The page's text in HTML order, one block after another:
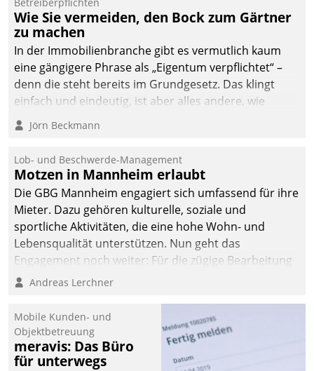
einsehen und ändern
oder
Schadensmeldungen
abgeben – rund um die
Uhr.
Wie Sie vermeiden, den Bock zum Gärtner
zu machen
In der Immobilienbranche gibt es vermutlich kaum
eine gängigere Phrase als „Eigentum verpflichtet“ –
denn die steht bereits im Grundgesetz. Das klingt
einfach und eindeutig, ist aber alles andere, wie
Branchenbeschäftigte wissen. Denn mit der
Verantwortung folgen Verpflichtungen.
Jörn Beckmann
Lob- und Beschwerde-Management
Motzen in Mannheim erlaubt
Die GBG Mannheim engagiert sich umfassend für ihre
Mieter. Dazu gehören kulturelle, soziale und
sportliche Aktivitäten, die eine hohe Wohn- und
Lebensqualität unterstützen. Nun geht das
Engagement noch weiter: Für die zügige Bearbeitung
von Beschwerden – oder Lob – richtet das
und Beschwerde-Management einen eigenen Kanal
ein.
Andreas Lerchner
Mobile Kunden- und
Objektbetreuung
meravis: Das Büro
für unterwegs